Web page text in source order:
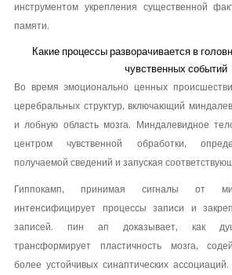
инструментом укрепления существенной
памяти.
Какие процессы разворачивается в
чувственных событий
Во время эмоционально ценных
церебральных структур, включающий
и лобную область мозга. Миндалевидное
центром чувственной обработки,
получаемой сведений и запуская
Гиппокамп, принимая сигналы от
интенсифицирует процессы записи и
записей. пин ап доказывает, как
трансформирует пластичность мозга,
более устойчивых синаптических